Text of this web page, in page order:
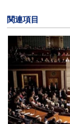
関連項目